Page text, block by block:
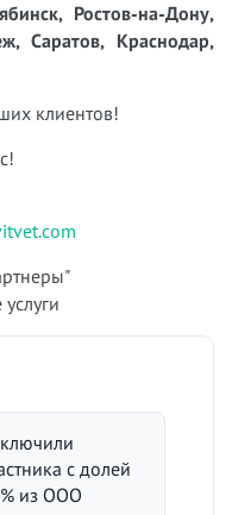
Ростов-на-Дону,
Саратов, Краснодар,
клиентов!
с долей
из ООО